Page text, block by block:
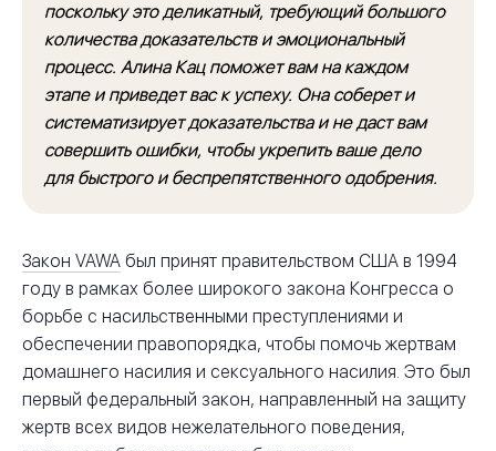
поскольку это деликатный, требующий большого
количества доказательств и эмоциональный
процесс. Алина Кац поможет вам на каждом
этапе и приведет вас к успеху. Она соберет и
систематизирует доказательства и не даст вам
совершить ошибки, чтобы укрепить ваше дело
для быстрого и беспрепятственного одобрения.
Закон VAWA был принят правительством США в 1994
году в рамках более широкого закона Конгресса о
борьбе с насильственными преступлениями и
обеспечении правопорядка, чтобы помочь жертвам
домашнего насилия и сексуального насилия. Это был
первый федеральный закон, направленный на защиту
жертв всех видов нежелательного поведения,